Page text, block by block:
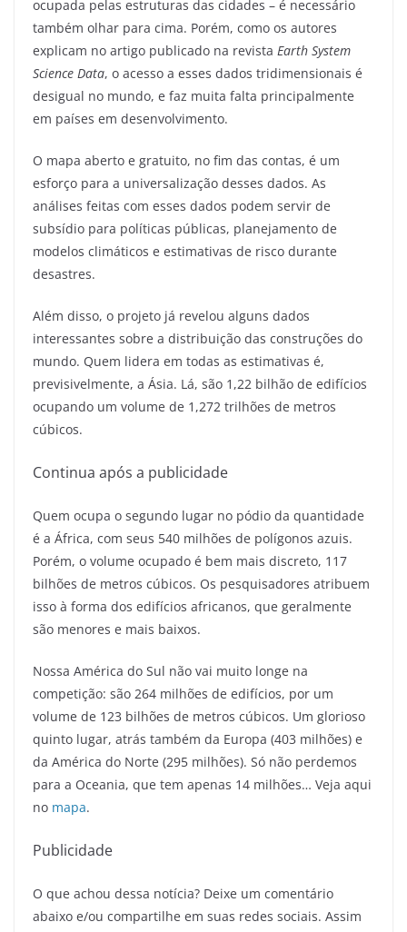
ocupada pelas estruturas das cidades – é necessário
também olhar para cima. Porém, como os autores
explicam no artigo publicado na revista Earth System
Science Data, o acesso a esses dados tridimensionais é
desigual no mundo, e faz muita falta principalmente
em países em desenvolvimento.
O mapa aberto e gratuito, no fim das contas, é um
esforço para a universalização desses dados. As
análises feitas com esses dados podem servir de
subsídio para políticas públicas, planejamento de
modelos climáticos e estimativas de risco durante
desastres.
Além disso, o projeto já revelou alguns dados
interessantes sobre a distribuição das construções do
mundo. Quem lidera em todas as estimativas é,
previsivelmente, a Ásia. Lá, são 1,22 bilhão de edifícios
ocupando um volume de 1,272 trilhões de metros
cúbicos.
Continua após a publicidade
Quem ocupa o segundo lugar no pódio da quantidade
é a África, com seus 540 milhões de polígonos azuis.
Porém, o volume ocupado é bem mais discreto, 117
bilhões de metros cúbicos. Os pesquisadores atribuem
isso à forma dos edifícios africanos, que geralmente
são menores e mais baixos.
Nossa América do Sul não vai muito longe na
competição: são 264 milhões de edifícios, por um
volume de 123 bilhões de metros cúbicos. Um glorioso
quinto lugar, atrás também da Europa (403 milhões) e
da América do Norte (295 milhões). Só não perdemos
para a Oceania, que tem apenas 14 milhões… Veja aqui
no mapa.
Publicidade
O que achou dessa notícia? Deixe um comentário
abaixo e/ou compartilhe em suas redes sociais. Assim